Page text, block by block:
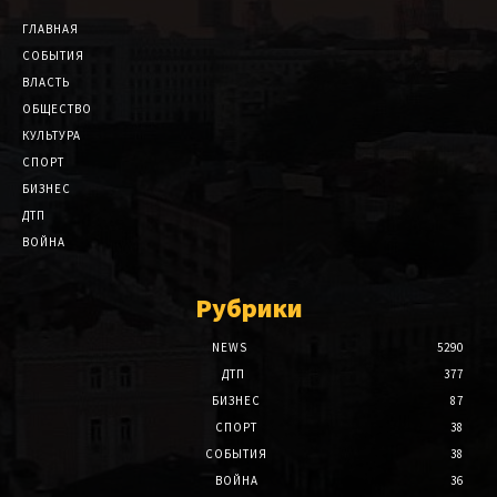
ГЛАВНАЯ
СОБЫТИЯ
ВЛАСТЬ
ОБЩЕСТВО
КУЛЬТУРА
СПОРТ
БИЗНЕС
ДТП
ВОЙНА
Рубрики
NEWS
5290
ДТП
377
БИЗНЕС
87
СПОРТ
38
СОБЫТИЯ
38
ВОЙНА
36